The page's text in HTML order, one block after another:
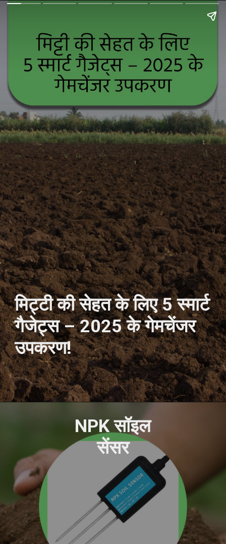
मिट्टी की सेहत के लिए 5 स्मार्ट
गैजेट्स – 2025 के गेमचेंजर
उपकरण!
NPK सॉइल
सेंसर